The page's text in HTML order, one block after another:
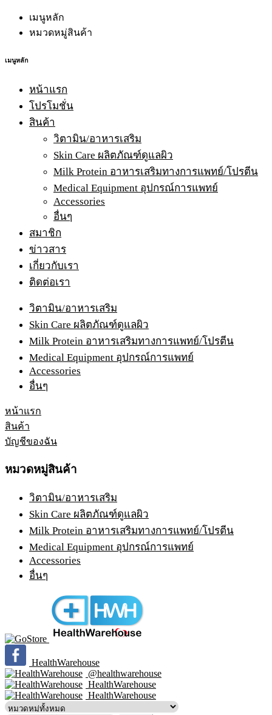
เมนูหลัก
หมวดหมู่สินค้า
เมนูหลัก
หน้าแรก
โปรโมชั่น
สินค้า
วิตามิน/อาหารเสริม
Skin Care ผลิตภัณฑ์ดูแลผิว
Milk Protein อาหารเสริมทางการแพทย์/โปรตีน
Medical Equipment อุปกรณ์การแพทย์
Accessories
อื่นๆ
สมาชิก
ข่าวสาร
เกี่ยวกับเรา
ติดต่อเรา
วิตามิน/อาหารเสริม
Skin Care ผลิตภัณฑ์ดูแลผิว
Milk Protein อาหารเสริมทางการแพทย์/โปรตีน
Medical Equipment อุปกรณ์การแพทย์
Accessories
อื่นๆ
หน้าแรก
สินค้า
บัญชีของฉัน
หมวดหมู่สินค้า
วิตามิน/อาหารเสริม
Skin Care ผลิตภัณฑ์ดูแลผิว
Milk Protein อาหารเสริมทางการแพทย์/โปรตีน
Medical Equipment อุปกรณ์การแพทย์
Accessories
อื่นๆ
HealthWarehouse
@healthwarehouse
HealthWarehouse
HealthWarehouse